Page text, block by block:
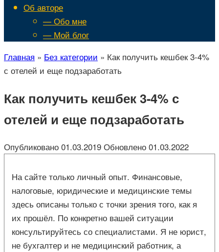
Об авторе
— Обо мне
— Мой блог
Главная » Без категории » Как получить кешбек 3-4%
с отелей и еще подзаработать
Как получить кешбек 3-4% с
отелей и еще подзаработать
Опубликовано 01.03.2019 Обновлено 01.03.2022
На сайте только личный опыт. Финансовые,
налоговые, юридические и медицинские темы
здесь описаны только с точки зрения того, как я
их прошёл. По конкретно вашей ситуации
консультируйтесь со специалистами. Я не юрист,
не бухгалтер и не медицинский работник, а